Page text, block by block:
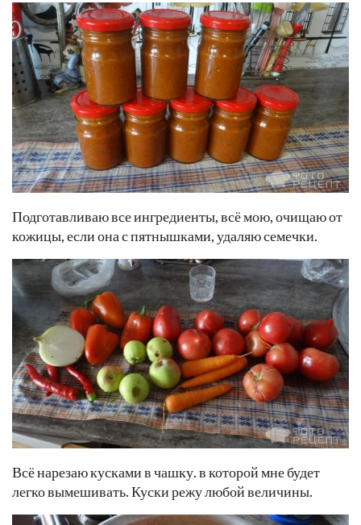
Подготавливаю все ингредиенты, всё мою, очищаю от
кожицы, если она с пятнышками, удаляю семечки.
Всё нарезаю кусками в чашку. в которой мне будет
легко вымешивать. Куски режу любой величины.